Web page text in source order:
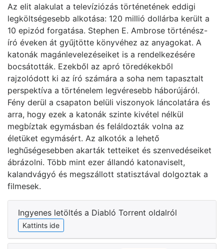
Az elit alakulat a televíziózás történetének eddigi
legköltségesebb alkotása: 120 millió dollárba került a
10 epizód forgatása. Stephen E. Ambrose történész-
író éveken át gyűjtötte könyvéhez az anyagokat. A
katonák magánlevelezéseiket is a rendelkezésére
bocsátották. Ezekből az apró töredékekből
rajzolódott ki az író számára a soha nem tapasztalt
perspektíva a történelem legvéresebb háborújáról.
Fény derül a csapaton belüli viszonyok láncolatára és
arra, hogy ezek a katonák szinte kivétel nélkül
megbíztak egymásban és feláldozták volna az
életüket egymásért. Az alkotók a lehető
leghűségesebben akarták tetteiket és szenvedéseiket
ábrázolni. Több mint ezer állandó katonaviselt,
kalandvágyó és megszállott statisztával dolgoztak a
filmesek.
Ingyenes letöltés a Diabló Torrent oldalról
Kattints ide